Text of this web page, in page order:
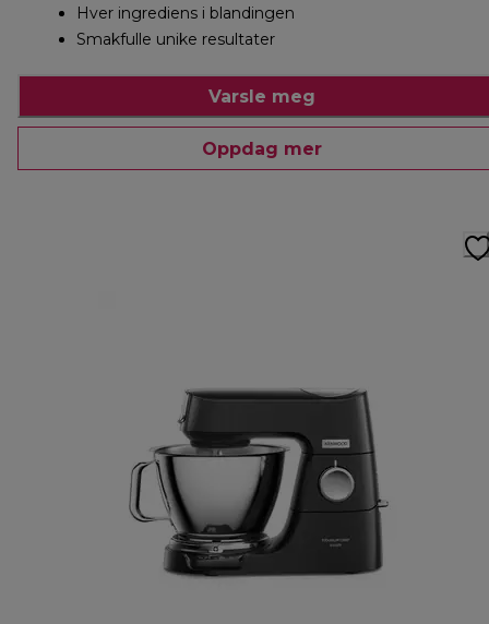
Hver ingrediens i blandingen
Smakfulle unike resultater
Varsle meg
Oppdag mer